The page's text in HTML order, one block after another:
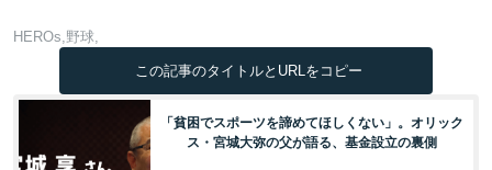
HEROs 野球
この記事のタイトルとURLをコピー
「貧困でスポーツを諦めてほしくない」。オリック
ス・宮城大弥の父が語る、基金設立の裏側